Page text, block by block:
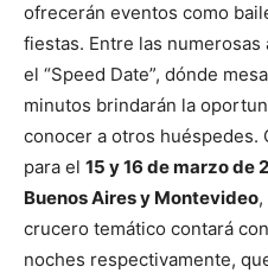
ofrecerán eventos como
fiestas. Entre las
el “Speed Date”, dónde
minutos brindarán la
conocer a otros huéspedes.
para el 15 y 16 de marzo de
Buenos Aires y Montevideo
crucero temático contará
noches respectivamente,